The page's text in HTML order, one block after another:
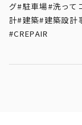
グ#駐車場#洗って
計#建築#建築設計
#CREPAIR